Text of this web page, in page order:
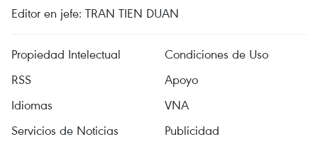
Editor en jefe: TRAN TIEN DUAN
Propiedad Intelectual
Condiciones de Uso
RSS
Apoyo
Idiomas
VNA
Servicios de Noticias
Publicidad